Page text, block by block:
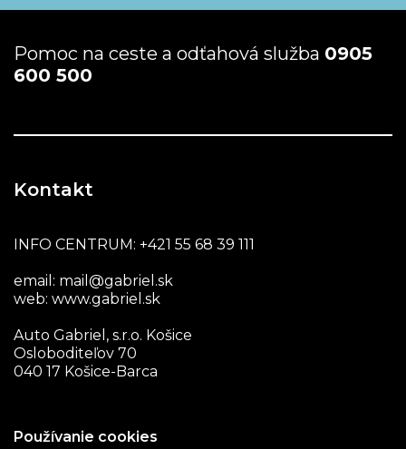
Pomoc na ceste a odťahová služba 0905
600 500
Kontakt
INFO CENTRUM: +421 55 68 39 111
email: mail@gabriel.sk
web: www.gabriel.sk
Auto Gabriel, s.r.o. Košice
Osloboditeľov 70
040 17 Košice-Barca
Používanie cookies